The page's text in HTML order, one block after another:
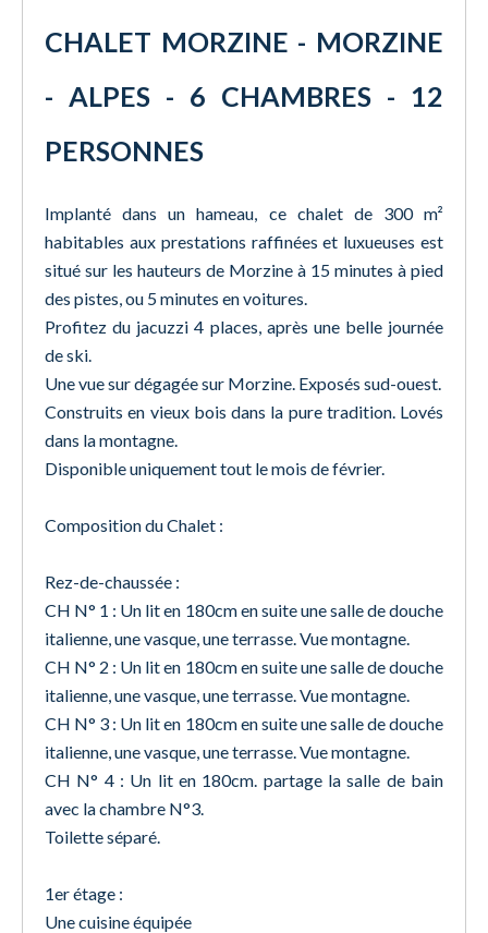
CHALET MORZINE - MORZINE
- ALPES - 6 CHAMBRES - 12
PERSONNES
Implanté dans un hameau, ce chalet de 300 m²
habitables aux prestations raffinées et luxueuses est
situé sur les hauteurs de Morzine à 15 minutes à pied
des pistes, ou 5 minutes en voitures.
Profitez du jacuzzi 4 places, après une belle journée
de ski.
Une vue sur dégagée sur Morzine. Exposés sud-ouest.
Construits en vieux bois dans la pure tradition. Lovés
dans la montagne.
Disponible uniquement tout le mois de février.
Composition du Chalet :
Rez-de-chaussée :
CH N° 1 : Un lit en 180cm en suite une salle de douche
italienne, une vasque, une terrasse. Vue montagne.
CH N° 2 : Un lit en 180cm en suite une salle de douche
italienne, une vasque, une terrasse. Vue montagne.
CH N° 3 : Un lit en 180cm en suite une salle de douche
italienne, une vasque, une terrasse. Vue montagne.
CH N° 4 : Un lit en 180cm. partage la salle de bain
avec la chambre N°3.
Toilette séparé.
1er étage :
Une cuisine équipée